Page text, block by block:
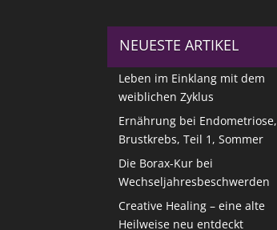
NEUESTE ARTIKEL
Leben im Einklang mit dem
weiblichen Zyklus
Ernährung bei Endometriose,
Brustkrebs, Teil 1, Sommer
Die Borax-Kur bei
Wechseljahresbeschwerden
Creative Healing – eine alte
Heilweise neu entdeckt